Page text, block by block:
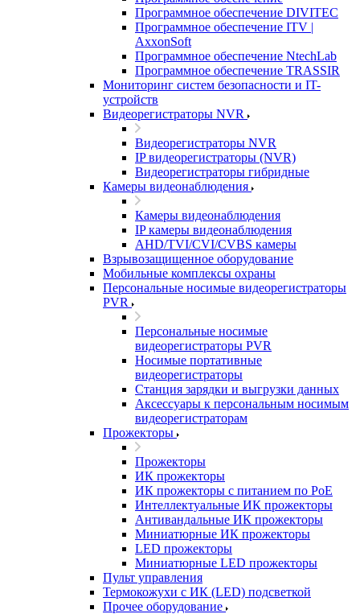
Программное обеспечение DIVITEC
Программное обеспечение ITV |
AxxonSoft
Программное обеспечение NtechLab
Программное обеспечение TRASSIR
Мониторинг систем безопасности и IT-
устройств
Видеорегистраторы NVR
Видеорегистраторы NVR
IP видеорегистраторы (NVR)
Видеорегистраторы гибридные
Камеры видеонаблюдения
Камеры видеонаблюдения
IP камеры видеонаблюдения
AHD/TVI/CVI/CVBS камеры
Взрывозащищенное оборудование
Мобильные комплексы охраны
Персональные носимые видеорегистраторы
PVR
Персональные носимые
видеорегистраторы PVR
Носимые портативные
видеорегистраторы
Станция зарядки и выгрузки данных
Аксессуары к персональным носимым
видеорегистраторам
Прожекторы
Прожекторы
ИК прожекторы
ИК прожекторы с питанием по PoE
Интеллектуальные ИК прожекторы
Антивандальные ИК прожекторы
Миниатюрные ИК прожекторы
LED прожекторы
Миниатюрные LED прожекторы
Пульт управления
Термокожухи с ИК (LED) подсветкой
Прочее оборудование